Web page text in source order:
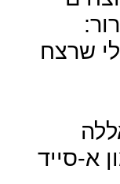
שרצח
א-סייד